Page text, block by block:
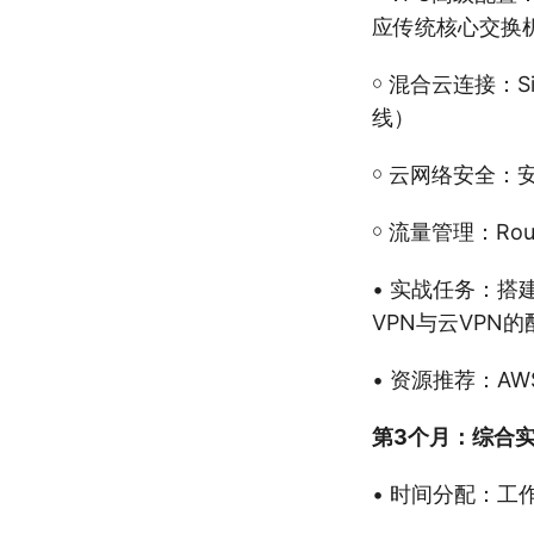
应传统核心交换
￮ 混合云连接：
线）
￮ 云网络安全：
￮ 流量管理：
• 实战任务：搭
VPN与云VPN的
• 资源推荐：
第3个月：综合
• 时间分配：工